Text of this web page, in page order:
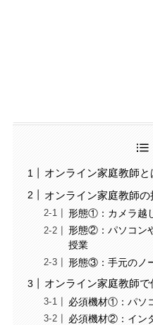
オンライン家庭教師と
オンライン家庭教師
形態①：カメラ越
形態②：パソコン
授業
形態③：手元のノ
オンライン家庭教師で
必須機材①：パソ
必須機材②：イン